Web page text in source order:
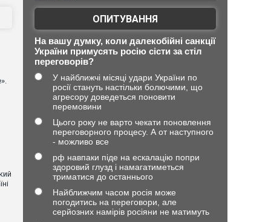
ОПИТУВАННЯ
На вашу думку, коли далекобійні санкції
України примусять росію сісти за стіл
переговорів?
У найближчі місяці удари України по
росії стануть настільки болючими, що
агресору доведеться поновити
перемовини
Цього року не варто чекати поновлення
переговорного процесу. А от наступного
- можливо все
рф навпаки піде на ескалацію попри
здоровий глузд і намагатиметься
триматися до останнього
Найближчим часом росія може
погодитись на переговори, але
серйозних намірів росіяни не матимуть